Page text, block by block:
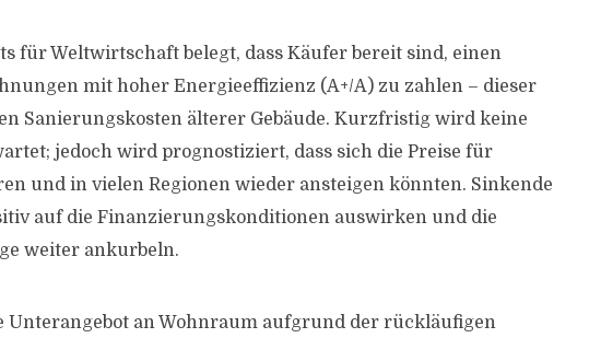
für Weltwirtschaft belegt, dass Käufer bereit sind, einen
mit hoher Energieeffizienz (A+/A) zu zahlen – dieser
Sanierungskosten älterer Gebäude. Kurzfristig wird keine
jedoch wird prognostiziert, dass sich die Preise für
und in vielen Regionen wieder ansteigen könnten. Sinkende
auf die Finanzierungskonditionen auswirken und die
weiter ankurbeln.
Unterangebot an Wohnraum aufgrund der rückläufigen